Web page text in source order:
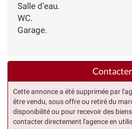
Salle d’eau.
WC.
Garage.
Contacter
Cette annonce a été supprimée par
être vendu, sous offre ou retiré du
disponibilité ou pour recevoir des
contacter directement l'agence en